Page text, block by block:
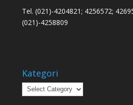
Tel. (021)-4204821; 4256572;
(021)-4258809
Kategori
Kategori